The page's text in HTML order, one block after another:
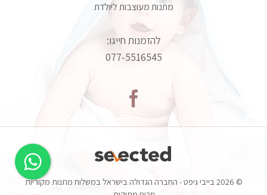
מתנות מעוצבות ליולדת
להזמנות חייגו:
077-5516545
© 2026 בייבי גיפט - החברה הגדולה בישראל במשלוח מתנות מקוריות